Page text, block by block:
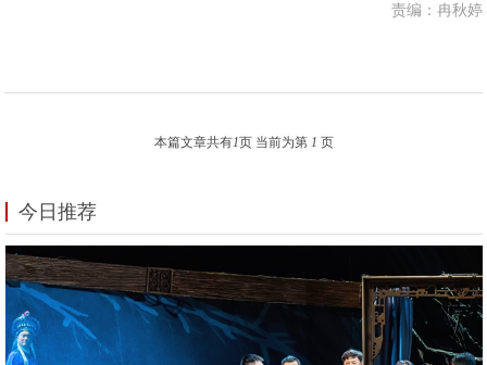
责编：冉秋婷
本篇文章共有1页 当前为第 1 页
今日推荐